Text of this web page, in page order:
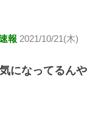
報 2021/10/21(木)
になってるんや